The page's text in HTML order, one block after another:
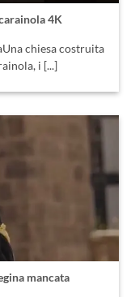
4K
chiesa costruita
i [...]
mancata